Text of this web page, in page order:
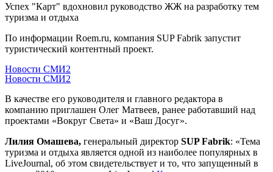
Успех "Карт" вдохновил руководство ЖЖ на разработку тем
туризма и отдыха
По информации Roem.ru, компания SUP Fabrik запустит
туристический контентный проект.
Новости СМИ2
Новости СМИ2
В качестве его руководителя и главного редактора в
компанию приглашен Олег Матвеев, ранее работавший над
проектами «Вокруг Света» и «Ваш Досуг».
Лилия Омашева, генеральный директор SUP Fabrik: «Тема
туризма и отдыха является одной из наиболее популярных в
LiveJournal, об этом свидетельствует и то, что запущенный в